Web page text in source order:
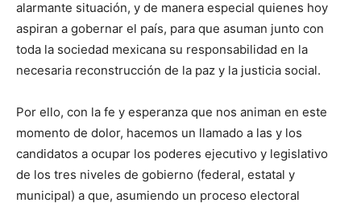
alarmante situación, y de manera especial quienes hoy
aspiran a gobernar el país, para que asuman junto con
toda la sociedad mexicana su responsabilidad en la
necesaria reconstrucción de la paz y la justicia social.
Por ello, con la fe y esperanza que nos animan en este
momento de dolor, hacemos un llamado a las y los
candidatos a ocupar los poderes ejecutivo y legislativo
de los tres niveles de gobierno (federal, estatal y
municipal) a que, asumiendo un proceso electoral